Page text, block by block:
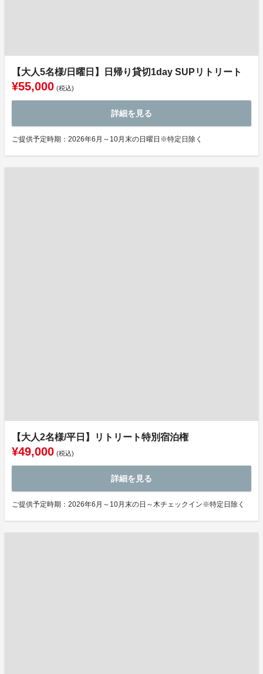
【大人5名様/日曜日】日帰り貸切1day SUPリトリート
¥55,000 (税込)
詳細を見る
ご提供予定時期：2026年6月～10月末の日曜日※特定日除く
【大人2名様/平日】リトリート特別宿泊権
¥49,000 (税込)
詳細を見る
ご提供予定時期：2026年6月～10月末の日～木チェックイン※特定日除く